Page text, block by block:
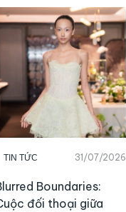
TIN TỨC 31/07/2026
Boundaries:
đối thoại giữa